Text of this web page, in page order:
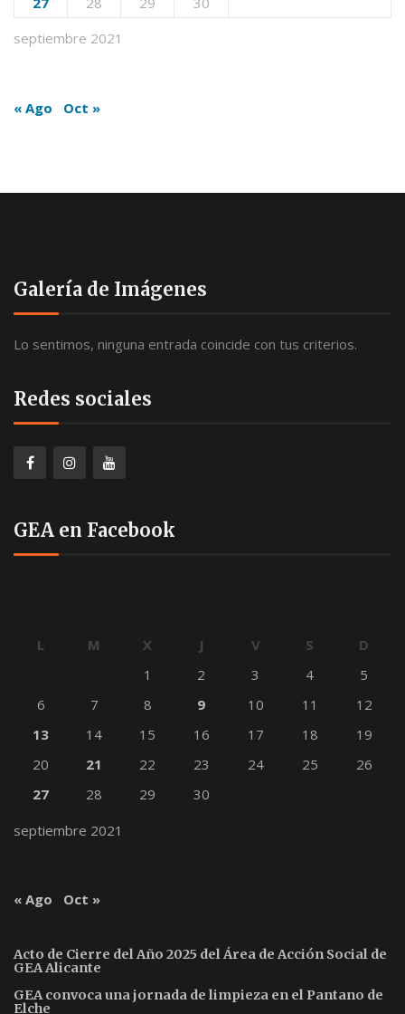
septiembre 2021
« Ago Oct »
Galería de Imágenes
Lo sentimos, ninguna entrada coincide con tus criterios.
Redes sociales
GEA en Facebook
septiembre 2021
L M X J V S
D
1
2 3 4
5
6
7 8 9 10 11
12
13
14 15 16 17 18
19
20
21 22 23 24 25
26
27
28 29 30
« Ago Oct »
Acto de Cierre del Año 2025 del Área de Acción Social de
GEA Alicante
GEA convoca una jornada de limpieza en el Pantano de
Elche